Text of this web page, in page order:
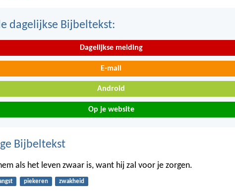
dagelijkse Bijbeltekst:
Dagelijkse melding
E-mail
Android
Op je website
Bijbeltekst
als het leven zwaar is, want hij zal voor je zorgen.
piekeren zwakheid